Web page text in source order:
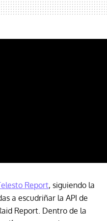
Report, siguiendo la
a escudriñar la API de
Report. Dentro de la